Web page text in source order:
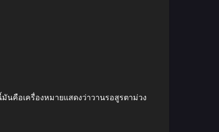
คือเครื่องหมายแสดงว่าวานรอสูรตาม่วง